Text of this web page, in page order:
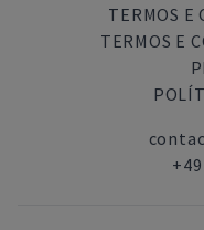
TERMOS E
TERMOS E